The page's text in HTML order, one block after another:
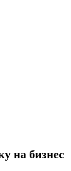
на бизнес